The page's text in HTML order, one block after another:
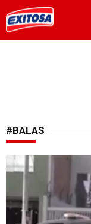
#BALAS
Lamentable